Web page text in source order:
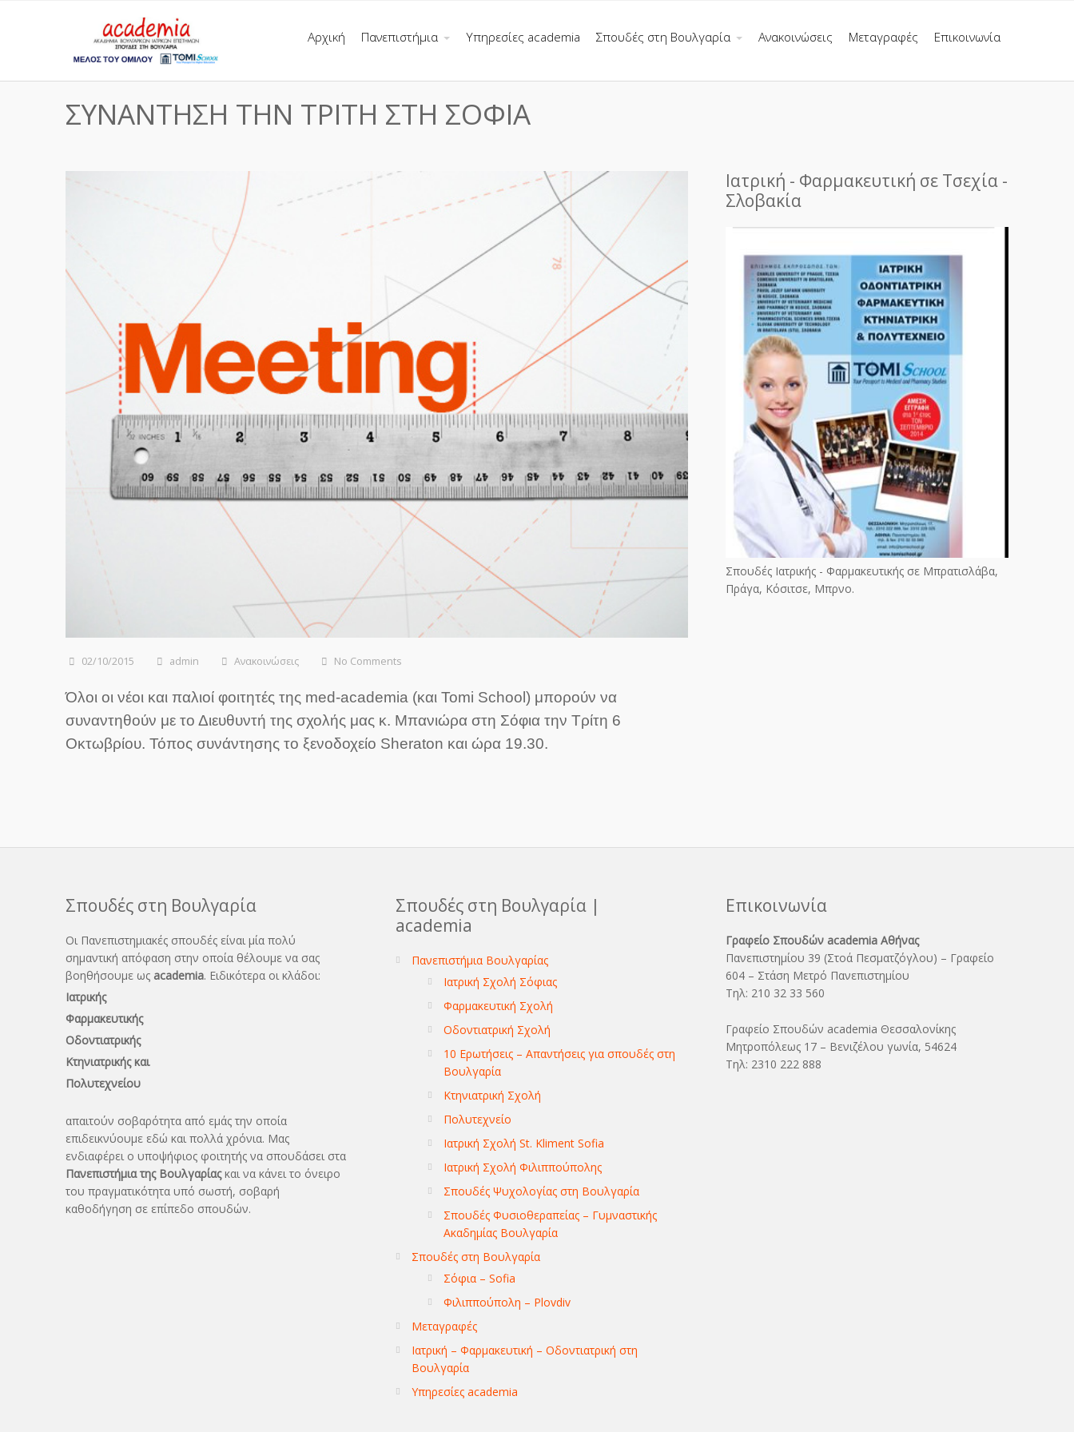
Αρχική Πανεπιστήμια Υπηρεσίες academia Σπουδές στη Βουλγαρία Ανακοινώσεις Μεταγραφές Επικοινωνία
ΣΥΝΑΝΤΗΣΗ ΤΗΝ ΤΡΙΤΗ ΣΤΗ ΣΟΦΙΑ
02/10/2015 admin Ανακοινώσεις No Comments
Όλοι οι νέοι και παλιοί φοιτητές της med-academia (και Tomi School) μπορούν να
συναντηθούν με το Διευθυντή της σχολής μας κ. Μπανιώρα στη Σόφια την Τρίτη 6
Οκτωβρίου. Τόπος συνάντησης το ξενοδοχείο Sheraton και ώρα 19.30.
Ιατρική - Φαρμακευτική σε Τσεχία -
Σλοβακία
Σπουδές Ιατρικής - Φαρμακευτικής σε Μπρατισλάβα,
Πράγα, Κόσιτσε, Μπρνο.
Σπουδές στη Βουλγαρία
Οι Πανεπιστημιακές σπουδές είναι μία πολύ
σημαντική απόφαση στην οποία θέλουμε να σας
βοηθήσουμε ως academia. Ειδικότερα οι κλάδοι:
Ιατρικής
Φαρμακευτικής
Οδοντιατρικής
Κτηνιατρικής και
Πολυτεχνείου
απαιτούν σοβαρότητα από εμάς την οποία
επιδεικνύουμε εδώ και πολλά χρόνια. Μας
ενδιαφέρει ο υποψήφιος φοιτητής να σπουδάσει στα
Πανεπιστήμια της Βουλγαρίαςκαι να κάνει το όνειρo
του πραγματικότητα υπό σωστή, σοβαρή
καθοδήγηση σε επίπεδο σπουδών.
Σπουδές στη Βουλγαρία |
academia
Πανεπιστήμια Βουλγαρίας
Ιατρική Σχολή Σόφιας
Φαρμακευτική Σχολή
Οδοντιατρική Σχολή
10 Ερωτήσεις – Απαντήσεις για σπουδές στη
Βουλγαρία
Κτηνιατρική Σχολή
Πολυτεχνείο
Ιατρική Σχολή St. Kliment Sofia
Ιατρική Σχολή Φιλιππούπολης
Σπουδές Ψυχολογίας στη Βουλγαρία
Σπουδές Φυσιοθεραπείας – Γυμναστικής
Ακαδημίας Βουλγαρία
Σπουδές στη Βουλγαρία
Σόφια – Sofia
Φιλιππούπολη – Plovdiv
Μεταγραφές
Ιατρική – Φαρμακευτική – Οδοντιατρική στη
Βουλγαρία
Υπηρεσίες academia
Επικοινωνία
Γραφείο Σπουδών academia Αθήνας
Πανεπιστημίου 39 (Στοά Πεσματζόγλου) – Γραφείο
604 – Στάση Μετρό Πανεπιστημίου
Τηλ: 210 32 33 560
Γραφείο Σπουδών academia Θεσσαλονίκης
Μητροπόλεως 17 – Βενιζέλου γωνία, 54624
Τηλ: 2310 222 888